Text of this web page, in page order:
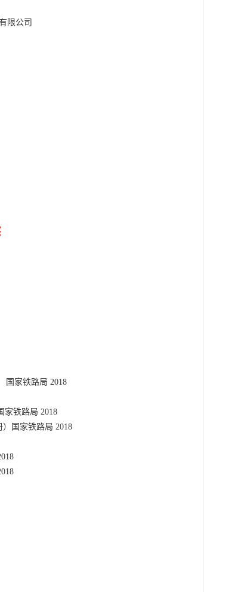
限公司
国家铁路局 2018
家铁路局 2018
国家铁路局 2018